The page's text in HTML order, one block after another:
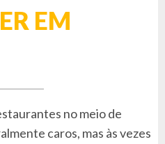
EM
no meio de
caros, mas às vezes